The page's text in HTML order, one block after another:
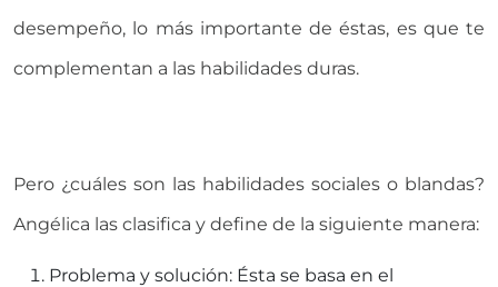
desempeño, lo más importante de éstas, es que te
complementan a las habilidades duras.
Pero ¿cuáles son las habilidades sociales o blandas?
Angélica las clasifica y define de la siguiente manera:
Problema y solución: Ésta se basa en el